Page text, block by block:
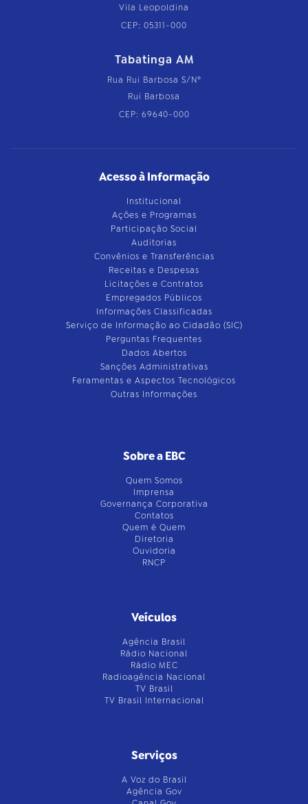
Vila Leopoldina
CEP: 05311-000
Tabatinga AM
Rua Rui Barbosa S/Nº
Rui Barbosa
CEP: 69640-000
Acesso à Informação
Institucional
Ações e Programas
Participação Social
Auditorias
Convênios e Transferências
Receitas e Despesas
Licitações e Contratos
Empregados Públicos
Informações Classificadas
Serviço de Informação ao Cidadão (SIC)
Perguntas Frequentes
Dados Abertos
Sanções Administrativas
Feramentas e Aspectos Tecnológicos
Outras Informações
Sobre a EBC
Quem Somos
Imprensa
Governança Corporativa
Contatos
Quem é Quem
Diretoria
Ouvidoria
RNCP
Veículos
Agência Brasil
Rádio Nacional
Rádio MEC
Radioagência Nacional
TV Brasil
TV Brasil Internacional
Serviços
A Voz do Brasil
Agência Gov